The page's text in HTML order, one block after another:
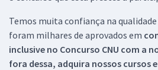
Temos muita confiança na
foram milhares de aprovados em
inclusive no Concurso CNU com a
fora dessa, adquira nossos cursos